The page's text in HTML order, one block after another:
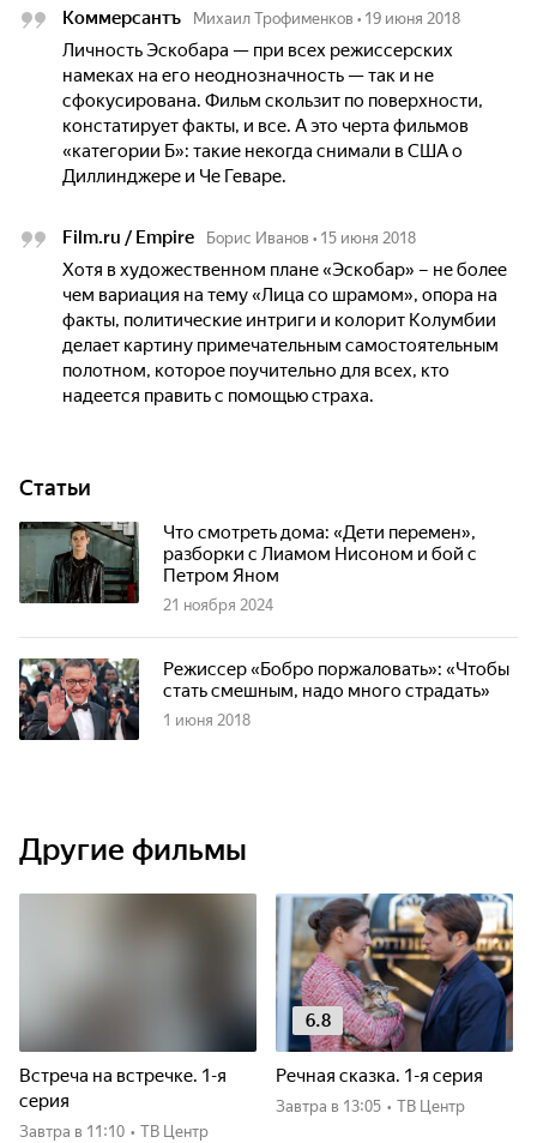
Коммерсантъ Михаил Трофименков • 19 июня 2018
Личность Эскобара — при всех режиссерских
намеках на его неоднозначность — так и не
сфокусирована. Фильм скользит по поверхности,
констатирует факты, и все. А это черта фильмов
«категории Б»: такие некогда снимали в США о
Диллинджере и Че Геваре.
Film.ru / Empire Борис Иванов • 15 июня 2018
Хотя в художественном плане «Эскобар» – не более
чем вариация на тему «Лица со шрамом», опора на
факты, политические интриги и колорит Колумбии
делает картину примечательным самостоятельным
полотном, которое поучительно для всех, кто
надеется править с помощью страха.
Статьи
Что смотреть дома: «Дети перемен»,
разборки с Лиамом Нисоном и бой с
Петром Яном
21 ноября 2024
Режиссер «Бобро поржаловать»: «Чтобы
стать смешным, надо много страдать»
1 июня 2018
Другие фильмы
Встреча на встречке. 1-я
серия
Завтра в 11:10 • ТВ Центр
6.8
Речная сказка. 1-я серия
Завтра в 13:05 • ТВ Центр